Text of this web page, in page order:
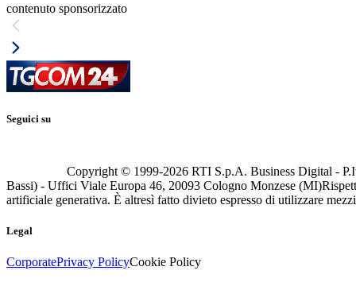
contenuto sponsorizzato
Seguici su
Copyright © 1999-2026 RTI S.p.A. Business Digital -
Bassi) - Uffici Viale Europa 46, 20093 Cologno Monzese (MI)
artificiale generativa. È altresì fatto divieto espresso di utilizzare
Legal
CorporatePrivacy PolicyCookie Policy